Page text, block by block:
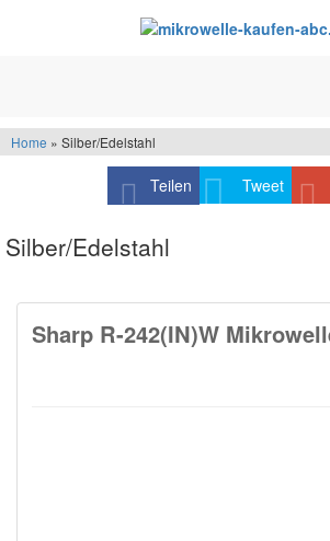
Home » Silber/Edelstahl
Teilen Tweet
Silber/Edelstahl
Sharp R-242(IN)W